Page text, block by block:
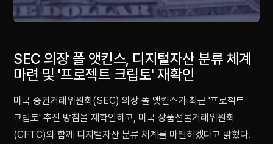
SEC 의장 폴 앳킨스, 디지털자산 분류 체계
마련 및 '프로젝트 크립토' 재확인
미국 증권거래위원회(SEC) 의장 폴 앳킨스가 최근 '프로젝트
크립토' 추진 방침을 재확인하고, 미국 상품선물거래위원회
(CFTC)와 함께 디지털자산 분류 체계를 마련하겠다고 밝혔다.